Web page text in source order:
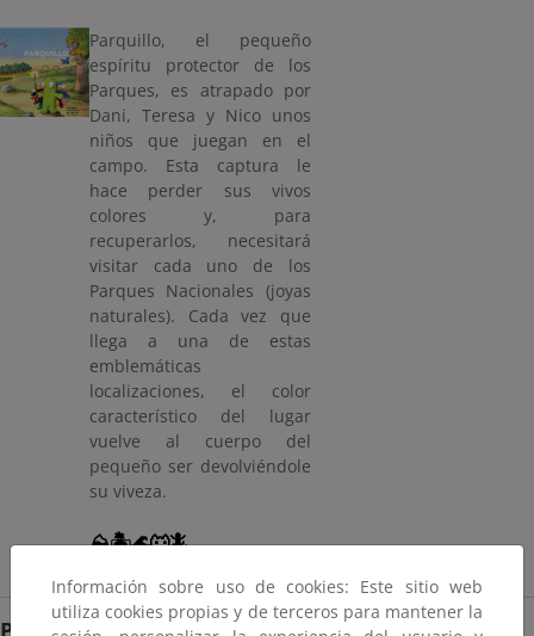
Parquillo, el pequeño
espíritu protector de los
Parques, es atrapado por
Dani, Teresa y Nico unos
niños que juegan en el
campo. Esta captura le
hace perder sus vivos
colores y, para
recuperarlos, necesitará
visitar cada uno de los
Parques Nacionales (joyas
naturales). Cada vez que
llega a una de estas
emblemáticas
localizaciones, el color
característico del lugar
vuelve al cuerpo del
pequeño ser devolviéndole
su viveza.
⛰️🏝️🌊🐺🦎
Información sobre uso de cookies: Este sitio web
utiliza cookies propias y de terceros para mantener la